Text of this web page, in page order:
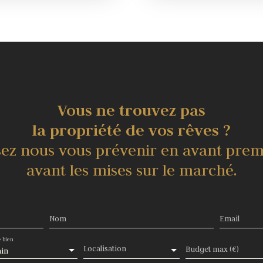
élémentaire sont
la proximité
médicales sont à
haut débit et à la fibre,
nous dès aujourd'hui
généraliste. Pour les plus
accessibles en 15 minutes
d'un parc et jardin à 15
seulement 10 minutes en
vous serez connecté en un
créer votre propre paradis
Vous ne trouvez pas
la propriété de vos rêves ?
nous vous prévenir en avant
avant les mises sur le marché.
Nom Email
bien
Localisation Budget max (€)